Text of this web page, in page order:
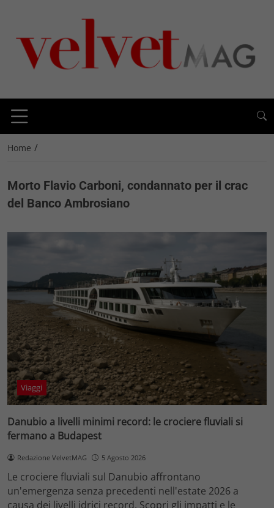
Home /
Morto Flavio Carboni, condannato per il crac
del Banco Ambrosiano
Viaggi
Danubio a livelli minimi record: le crociere fluviali si
fermano a Budapest
Redazione VelvetMAG 5 Agosto 2026
Le crociere fluviali sul Danubio affrontano
un'emergenza senza precedenti nell'estate 2026 a
causa dei livelli idrici record. Scopri gli impatti e le